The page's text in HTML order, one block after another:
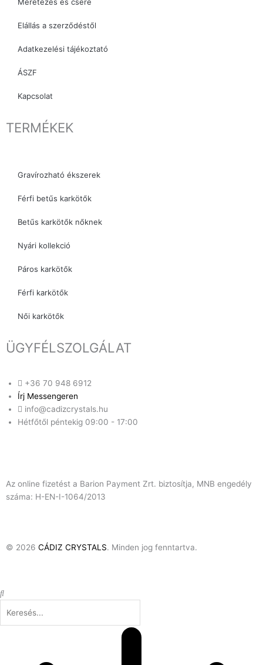
Méretezés és csere
Elállás a szerződéstől
Adatkezelési tájékoztató
ÁSZF
Kapcsolat
TERMÉKEK
Gravírozható ékszerek
Férfi betűs karkötők
Betűs karkötők nőknek
Nyári kollekció
Páros karkötők
Férfi karkötők
Női karkötők
ÜGYFÉLSZOLGÁLAT
+36 70 948 6912
Írj Messengeren
info@cadizcrystals.hu
Hétfőtől péntekig 09:00 - 17:00
Az online fizetést a Barion Payment Zrt. biztosítja, MNB engedély
száma: H-EN-I-1064/2013
© 2026 CÁDIZ CRYSTALS. Minden jog fenntartva.
Keresés